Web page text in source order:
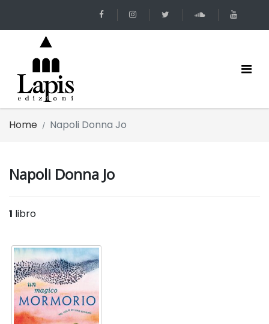
Home Napoli Donna Jo
Napoli Donna Jo
1 libro